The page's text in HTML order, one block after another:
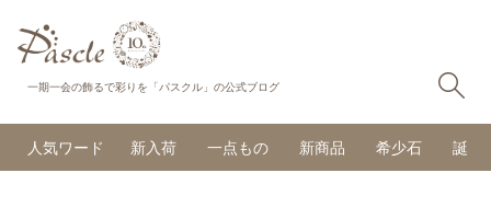
一期一会の飾るで彩りを「パスクル」の公式ブログ
人気ワード 新入荷 一点もの 新商品 希少石 誕生